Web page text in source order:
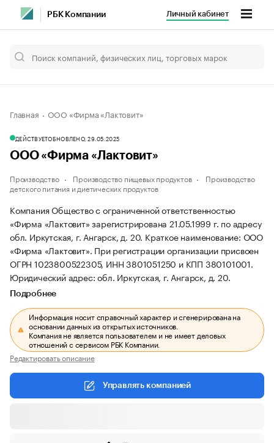
РБК Компании Личный кабинет
Главная ООО «Фирма «Лактовит»
ДЕЙСТВУЕТОБНОВЛЕНО, 29.05.2025
ООО «Фирма «Лактовит»
Производство Производство пищевых продуктов
Производство
детского питания и диетических продуктов
Компания Общество с ограниченной ответственностью
«Фирма «Лактовит» зарегистрирована 21.05.1999 г. по адресу
обл. Иркутская, г. Ангарск, д. 20. Краткое наименование: ООО
«Фирма «Лактовит». При регистрации организации присвоен
ОГРН 1023800522305, ИНН 3801051250 и КПП 380101001.
Юридический адрес: обл. Иркутская, г. Ангарск, д. 20.
Подробнее
Информация носит справочный характер и сгенерирована на
основании данных из открытых источников.
Компания не является пользователем и не имеет деловых
отношений с сервисом РБК Компании.
Редактировать описание
Управлять компанией